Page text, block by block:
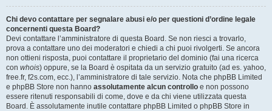
Chi devo contattare per segnalare abusi e/o per questioni d’ordine legale
concernenti questa Board?
Devi contattare l’amministratore di questa Board. Se non riesci a trovarlo,
prova a contattare uno dei moderatori e chiedi a chi puoi rivolgerti. Se ancora
non ottieni risposta, puoi contattare il proprietario del dominio (fai una ricerca
con whois) oppure, se la Board è ospitata da un servizio gratuito (ad es. yahoo,
free.fr, f2s.com, ecc.), l’amministratore di tale servizio. Nota che phpBB Limited
e phpBB Store non hanno assolutamente alcun controllo e non possono
essere ritenuti responsabili di come, dove e da chi viene utilizzata questa
Board. È assolutamente inutile contattare phpBB Limited o phpBB Store in